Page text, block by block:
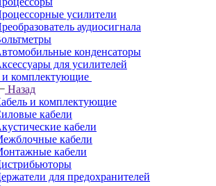
усилители
аудиосигнала
конденсаторы
для усилителей
и комплектующие
Назад
и комплектующие
кабели
кабели
кабели
кабели
для предохранителей